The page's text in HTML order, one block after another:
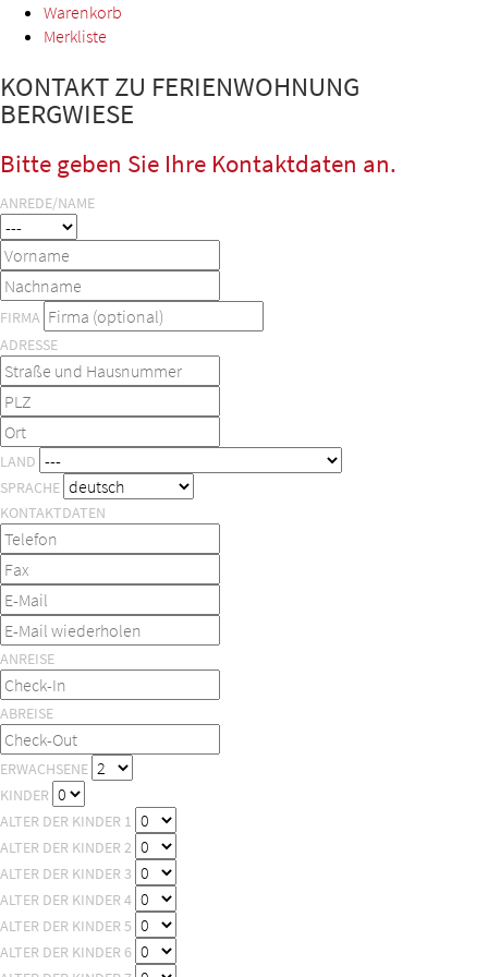
Warenkorb
Merkliste
KONTAKT ZU FERIENWOHNUNG
BERGWIESE
Bitte geben Sie Ihre Kontaktdaten an.
ANREDE/NAME
FIRMA
ADRESSE
LAND
SPRACHE
KONTAKTDATEN
ANREISE
ABREISE
ERWACHSENE
KINDER
ALTER DER KINDER 1
ALTER DER KINDER 2
ALTER DER KINDER 3
ALTER DER KINDER 4
ALTER DER KINDER 5
ALTER DER KINDER 6